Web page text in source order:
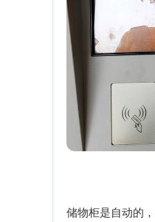
储物柜是自动的